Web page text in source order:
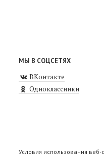
МЫ В СОЦСЕТЯХ
ВКонтакте
Одноклассники
Условия использования